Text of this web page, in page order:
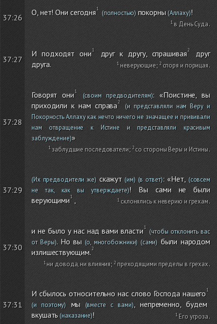
37:26
О, нет! Они сегодня (полностью)покорны(Аллаху)!
в День Суда.
37:27
И подходят они друг к другу, спрашивая
друг
друга.
неверующие; споря и порицая.
37:28
Говорят они (своим предводителям): «Поистине, вы
приходили к нам справа
(и представляли нам Веру и
Покорность Аллаху как нечто ничего не значащее и прививали
нам отвращение к Истине и представляли красивым
заблуждение)»
заблудшие последователи; со стороны Веры и Истины.
37:29
(Их предводители же)скажут (им)(в ответ): «Нет, (совсем
не так, как вы утверждаете)! Вы сами не были
верующими , склонялись к неверию и грехам.
37:30
и не было у нас над вами власти
(чтобы отклонить вас
от Веры). Но вы (о, многобожники) (сами) были народом
излишествующим.
ни довода, ни влияния; преходящими пределы в грехах.
37:31
И сбылось относительно нас слово Господа нашего
(и поэтому) мы (вместе с вами), непременно, будем
вкушать(наказание)! Его угроза.